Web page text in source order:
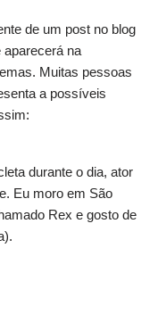
de um post no blog
aparecerá na
Muitas pessoas
a possíveis
durante o dia, ator
Eu moro em São
Rex e gosto de